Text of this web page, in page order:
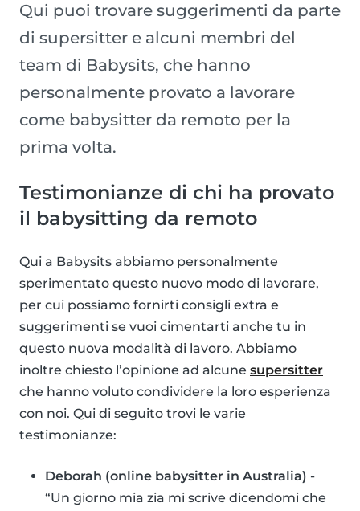
Qui puoi trovare suggerimenti da parte
di supersitter e alcuni membri del
team di Babysits, che hanno
personalmente provato a lavorare
come babysitter da remoto per la
prima volta.
Testimonianze di chi ha provato
il babysitting da remoto
Qui a Babysits abbiamo personalmente
sperimentato questo nuovo modo di lavorare,
per cui possiamo fornirti consigli extra e
suggerimenti se vuoi cimentarti anche tu in
questo nuova modalità di lavoro. Abbiamo
inoltre chiesto l’opinione ad alcune supersitter
che hanno voluto condividere la loro esperienza
con noi. Qui di seguito trovi le varie
testimonianze:
Deborah (online babysitter in Australia) -
“Un giorno mia zia mi scrive dicendomi che